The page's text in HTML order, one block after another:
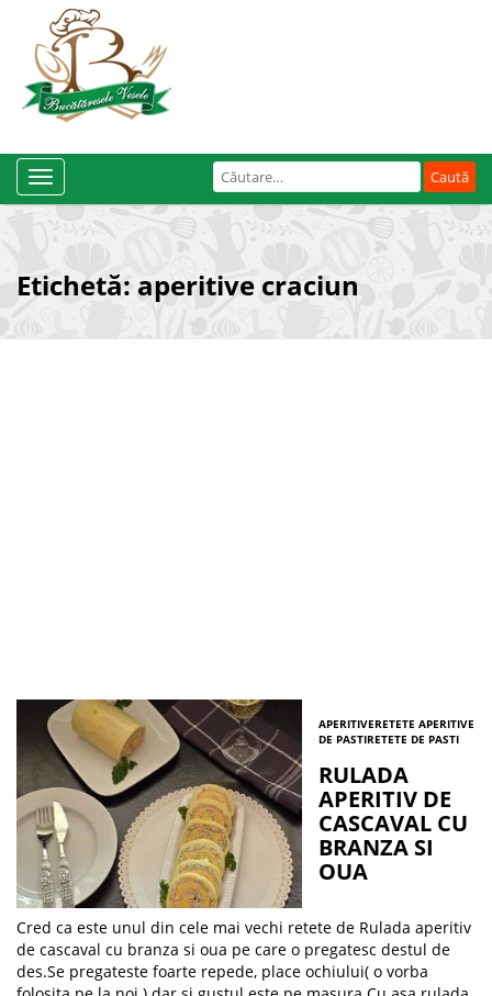
Caută
după:
Toggle
Navigation
Etichetă: aperitive craciun
APERITIVERETETE APERITIVE
DE PASTIRETETE DE PASTI
RULADA
APERITIV DE
CASCAVAL CU
BRANZA SI
OUA
Cred ca este unul din cele mai vechi retete de Rulada aperitiv
de cascaval cu branza si oua pe care o pregatesc destul de
des.Se pregateste foarte repede, place ochiului( o vorba